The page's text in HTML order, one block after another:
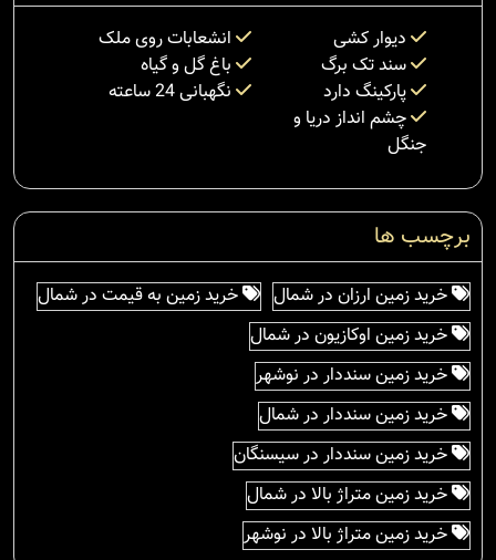
دیوار کشی
انشعابات روی ملک
سند تک برگ
باغ گل و گیاه
پارکینگ دارد
نگهبانی 24 ساعته
چشم انداز دریا و
جنگل
برچسب ها
خرید زمین ارزان در شمال
خرید زمین به قیمت در شمال
خرید زمین اوکازیون در شمال
خرید زمین سنددار در نوشهر
خرید زمین سنددار در شمال
خرید زمین سنددار در سیسنگان
خرید زمین متراژ بالا در شمال
خرید زمین متراژ بالا در نوشهر